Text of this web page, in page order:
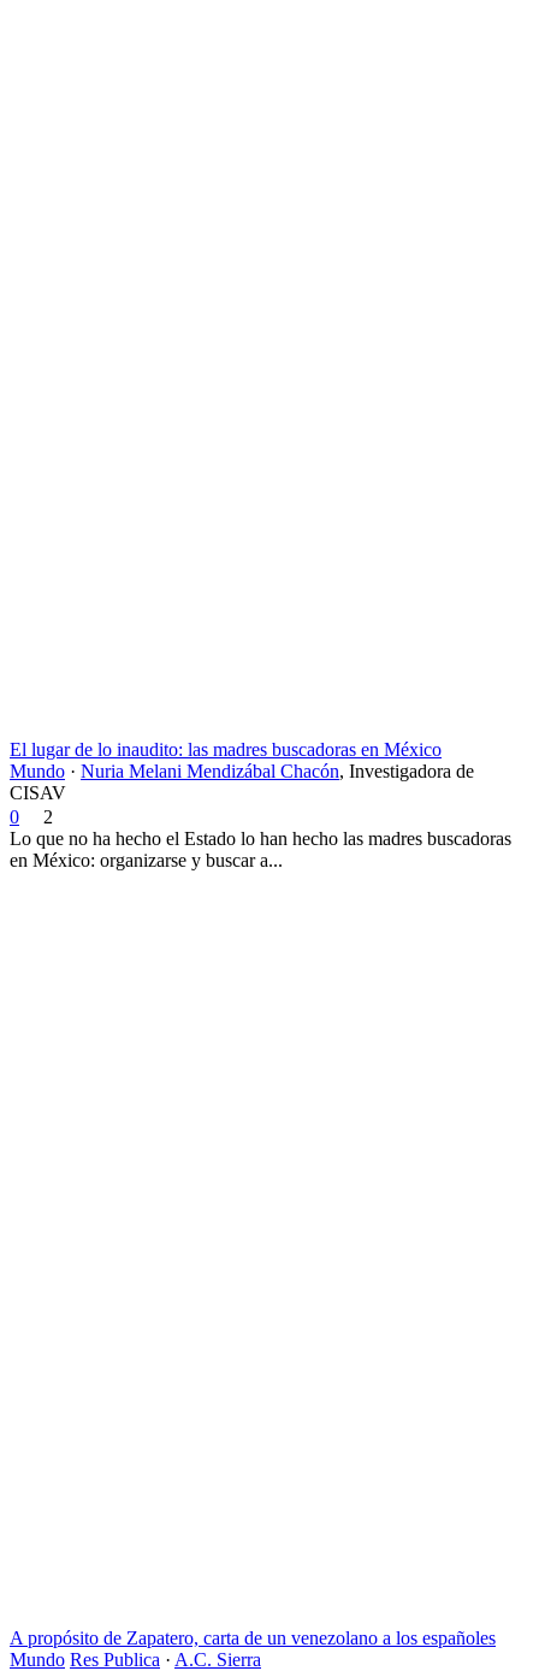
El lugar de lo inaudito: las madres buscadoras en México
Mundo · Nuria Melani Mendizábal Chacón, Investigadora de
CISAV
0
2
Lo que no ha hecho el Estado lo han hecho las madres buscadoras
en México: organizarse y buscar a...
A propósito de Zapatero, carta de un venezolano a los españoles
Mundo Res Publica · A.C. Sierra